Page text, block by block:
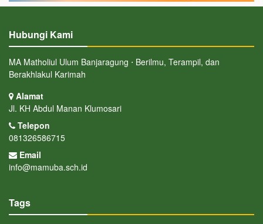
Hubungi Kami
MA Matholiul Ulum Banjaragung ⋅ Berilmu, Terampil, dan
Berakhlakul Karimah
Alamat
Jl. KH Abdul Manan Klumosari
Telepon
081326586715
Email
info@mamuba.sch.id
Tags